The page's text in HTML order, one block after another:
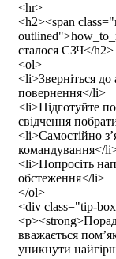
<hr>
<h2><span
сталося СЗЧ</h2>
<ol>
<li>Зверніться
повернення</li>
<li>Підготуйте
свідчення
<li>Самостійно
командування</
<li>Попросіть
обстеження</li>
</ol>
<div class="tip-
вважається
уникнути